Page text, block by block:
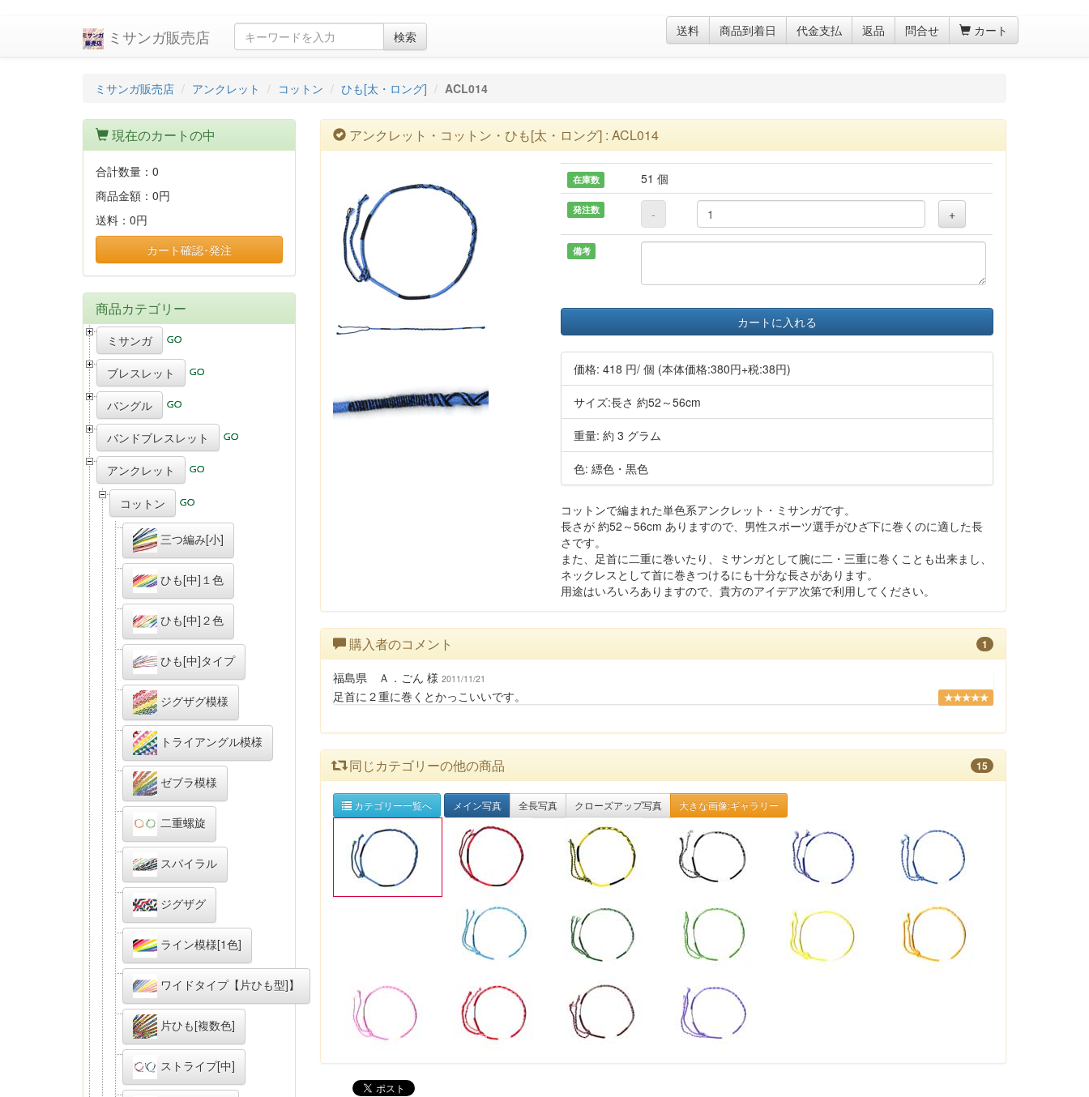
ミサンガ販売店 検索 送料 商品到着日 代金支払 返品 問合せ カート
ミサンガ販売店 アンクレット コットン ひも[太・ロング] ACL014
アンクレット・コットン・ひも[太・ロング] : ACL014
在庫数 51 個
発注数 - +
備考
カートに入れる
価格:418 円/ 個 (本体価格:380円+税:38円)
サイズ:長さ 約52～56cm
重量: 約 3 グラム
色: 縹色・黒色
コットンで編まれた単色系アンクレット・ミサンガです。
長さが 約52～56cm ありますので、男性スポーツ選手がひざ下に巻くのに適した長
さです。
また、足首に二重に巻いたり、ミサンガとして腕に二・三重に巻くことも出来まし、
ネックレスとして首に巻きつけるにも十分な長さがあります。
用途はいろいろありますので、貴方のアイデア次第で利用してください。
購入者のコメント 1
福島県 Ａ．ごん 様 2011/11/21
★★★★★
足首に２重に巻くとかっこいいです。
同じカテゴリーの他の商品 15
カテゴリー一覧へ メイン写真 全長写真 クローズアップ写真 大きな画像:ギャラリー
現在のカートの中
合計数量： 0
商品金額： 0円
送料： 0円
カート確認･発注
商品カテゴリー
ミサンガ
ブレスレット
バングル
バンドブレスレット
アンクレット
コットン
三つ編み[小]
ひも[中]１色
ひも[中]２色
ひも[中]タイプ
ジグザグ模様
トライアングル模様
ゼブラ模様
二重螺旋
スパイラル
ジグザグ
ライン模様[1色]
ワイドタイプ【片ひも型]】
片ひも[複数色]
ストライプ[中]